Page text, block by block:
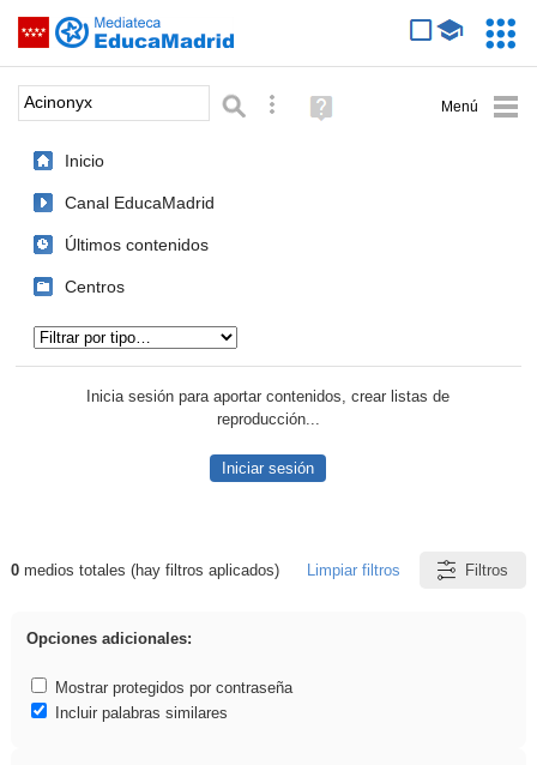
Saltar navegación
Palabra o frase: Búsqueda avanzada
Ayuda
(en
Inicio
Canal EducaMadrid
Últimos contenidos
Centros
Inicia sesión para aportar contenidos, crear listas de
reproducción...
Iniciar sesión
Resultados de: Acinonyx
0medios totales (hay filtros aplicados) Limpiar filtros Filtros
Opciones adicionales:
Mostrar protegidos por contraseña
Incluir palabras similares